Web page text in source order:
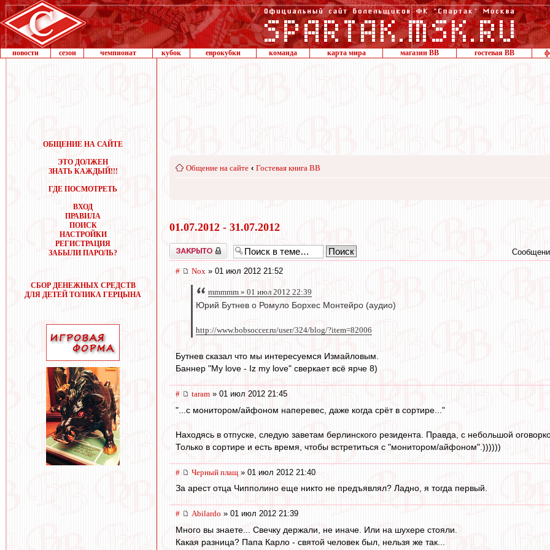
новости сезон чемпионат кубок еврокубки команда карта мира магазин ВВ гостевая ВВ
ОБЩЕНИЕ НА САЙТЕ
ЭТО ДОЛЖЕН
ЗНАТЬ КАЖДЫЙ!!!
ГДЕ ПОСМОТРЕТЬ
ВХОД
ПРАВИЛА
ПОИСК
НАСТРОЙКИ
РЕГИСТРАЦИЯ
ЗАБЫЛИ ПАРОЛЬ?
СБОР ДЕНЕЖНЫХ СРЕДСТВ
ДЛЯ ДЕТЕЙ ТОЛИКА ГЕРЦЫНА
Общение на сайте ‹ Гостевая книга ВВ
01.07.2012 - 31.07.2012
Закрыто
# Nox » 01 июл 2012 21:52
mmmmm » 01 июл 2012 22:39
Юрий Бутнев о Ромуло Борхес Монтейро (аудио)
http://www.bobsoccer.ru/user/324/blog/?item=82006
Бутнев сказал что мы интересуемся Измайловым.
Баннер "My love - Iz my love" сверкает всё ярче 8)
# taram » 01 июл 2012 21:45
"...с монитором/айфоном наперевес, даже когда срёт в сортире..."
Находясь в отпуске, следую заветам берлинского резидента. Правда, с небольшой
Только в сортире и есть время, чтобы встретиться с "монитором/айфоном".))))))
# Черный плащ » 01 июл 2012 21:40
За арест отца Чипполино еще никто не предъявлял? Ладно, я тогда первый.
# Abilardo » 01 июл 2012 21:39
Много вы знаете... Свечку держали, не иначе. Или на шухере стояли.
Какая разница? Папа Карло - святой человек был, нельзя же так...